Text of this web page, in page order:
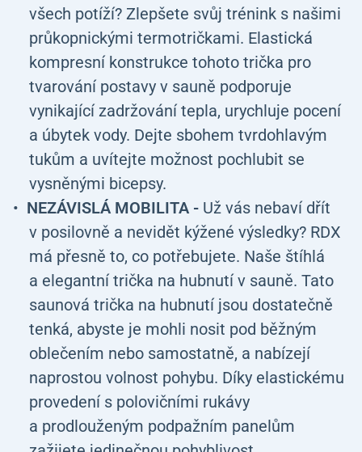
všech potíží? Zlepšete svůj trénink s našimi
průkopnickými termotričkami. Elastická
kompresní konstrukce tohoto trička pro
tvarování postavy v sauně podporuje
vynikající zadržování tepla, urychluje pocení
a úbytek vody. Dejte sbohem tvrdohlavým
tukům a uvítejte možnost pochlubit se
vysněnými bicepsy.
NEZÁVISLÁ MOBILITA - Už vás nebaví dřít
v posilovně a nevidět kýžené výsledky? RDX
má přesně to, co potřebujete. Naše štíhlá
a elegantní trička na hubnutí v sauně. Tato
saunová trička na hubnutí jsou dostatečně
tenká, abyste je mohli nosit pod běžným
oblečením nebo samostatně, a nabízejí
naprostou volnost pohybu. Díky elastickému
provedení s polovičními rukávy
a prodlouženým podpažním panelům